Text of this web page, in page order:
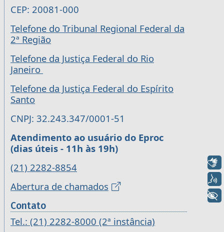
CEP: 20081-000
Telefone do Tribunal Regional Federal da
2ª Região
Telefone da Justiça Federal do Rio
Janeiro
Telefone da Justiça Federal do Espírito
Santo
CNPJ: 32.243.347/0001-51
Atendimento ao usuário do Eproc
(dias úteis - 11h às 19h)
(21) 2282-8854
Abertura de chamados
Contato
Tel.: (21) 2282-8000 (2ª instância)